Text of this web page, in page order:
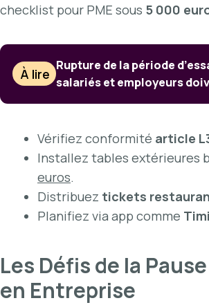
checklist pour PME sous 5 000
À lire
Rupture de la période
salariés et employeurs
Vérifiez conformité article
Installez tables extérieures
euros.
Distribuez tickets
Planifiez via app comme
Les Défis de la
en Entreprise